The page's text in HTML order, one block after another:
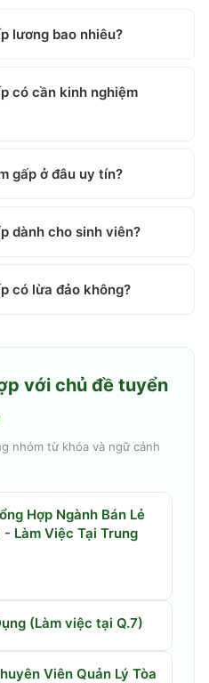
lương bao nhiêu?
có cần kinh nghiệm
gấp ở đâu uy tín?
dành cho sinh viên?
có lừa đảo không?
với chủ đề tuyển
nhóm từ khóa và ngữ cảnh
Hợp Ngành Bán Lẻ
Làm Việc Tại Trung
(Làm việc tại Q.7)
Viên Quản Lý Tòa